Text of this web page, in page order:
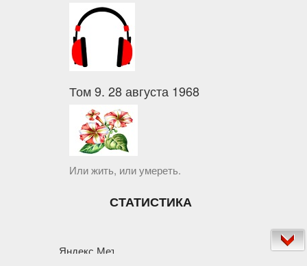
Том 9. 28 августа 1968
Или жить, или умереть.
СТАТИСТИКА